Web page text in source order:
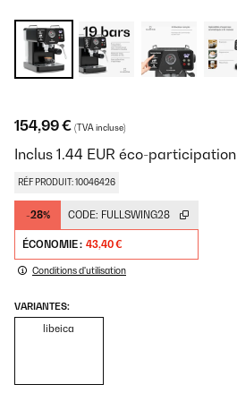
154,99 € (TVA incluse)
Inclus 1.44 EUR éco-participation
RÉF PRODUIT: 10046426
-28% CODE: FULLSWING28
ÉCONOMIE : 43,40 €
Conditions d'utilisation
VARIANTES:
libeica